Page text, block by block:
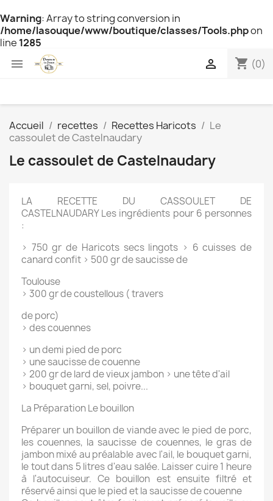
Warning: Array to string conversion in
/home/lasouque/www/boutique/classes/Tools.phpon
line 1285
 shopping_cart (0)

Accueil recettes Recettes Haricots
Le
cassoulet de Castelnaudary
Le cassoulet de Castelnaudary
LA RECETTE DU CASSOULET DE
CASTELNAUDARYLes ingrédients pour 6 personnes
:
> 750 gr de Haricots secs lingots > 6 cuisses de
canard confit > 500 gr de saucisse de
Toulouse
> 300 gr de coustellous ( travers
de porc)
> des couennes
> un demi pied de porc
> une saucisse de couenne
> 200 gr de lard de vieux jambon > une tête d'ail
> bouquet garni, sel, poivre...
La Préparation Le bouillon
Préparer un bouillon de viande avec le pied de porc,
les couennes, la saucisse de couennes, le gras de
jambon mixé au préalable avec l'ail, le bouquet garni,
le tout dans 5 litres d'eau salée. Laisser cuire 1 heure
à l'autocuiseur. Ce bouillon est ensuite filtré et
réservé ainsi que le pied et la saucisse de couenne